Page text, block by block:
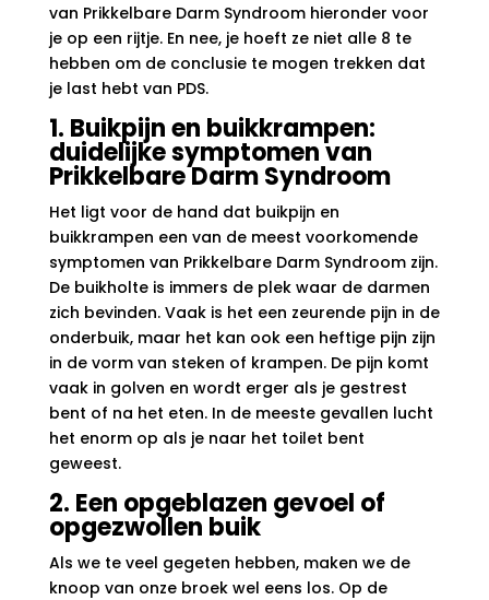
van Prikkelbare Darm Syndroom hieronder voor
je op een rijtje. En nee, je hoeft ze niet alle 8 te
hebben om de conclusie te mogen trekken dat
je last hebt van PDS.
1. Buikpijn en buikkrampen:
duidelijke symptomen van
Prikkelbare Darm Syndroom
Het ligt voor de hand dat buikpijn en
buikkrampen een van de meest voorkomende
symptomen van Prikkelbare Darm Syndroom zijn.
De buikholte is immers de plek waar de darmen
zich bevinden. Vaak is het een zeurende pijn in de
onderbuik, maar het kan ook een heftige pijn zijn
in de vorm van steken of krampen. De pijn komt
vaak in golven en wordt erger als je gestrest
bent of na het eten. In de meeste gevallen lucht
het enorm op als je naar het toilet bent
geweest.
2. Een opgeblazen gevoel of
opgezwollen buik
Als we te veel gegeten hebben, maken we de
knoop van onze broek wel eens los. Op de